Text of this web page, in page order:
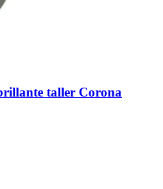
taller Corona